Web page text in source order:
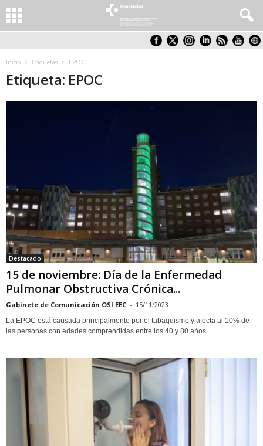
Inicio Etiquetas EPOC
Etiqueta: EPOC
Destacado
15 de noviembre: Día de la Enfermedad
Pulmonar Obstructiva Crónica...
Gabinete de Comunicación OSI EEC - 15/11/2023
La EPOC está causada principalmente por el tabaquismo y afecta al 10% de
las personas con edades comprendidas entre los 40 y 80 años....